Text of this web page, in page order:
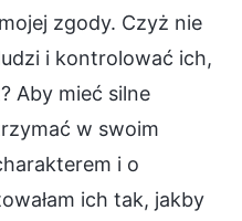
zgody. Czyż nie
i kontrolować ich,
Aby mieć silne
w swoim
i o
ich tak, jakby